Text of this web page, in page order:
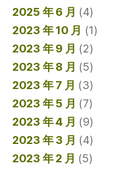
2025 年 6 月 (4)
2023 年 10 月 (1)
2023 年 9 月 (2)
2023 年 8 月 (5)
2023 年 7 月 (3)
2023 年 5 月 (7)
2023 年 4 月 (9)
2023 年 3 月 (4)
2023 年 2 月 (5)